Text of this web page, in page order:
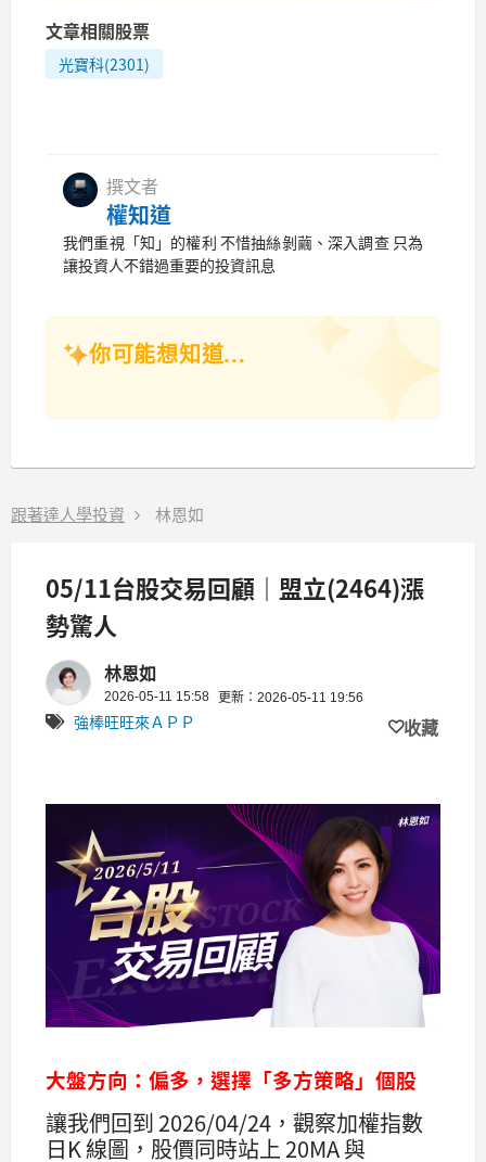
文章相關股票
光寶科(2301)
撰文者
權知道
我們重視「知」的權利 不惜抽絲剝繭、深入調查 只為
讓投資人不錯過重要的投資訊息
你可能想知道...
跟著達人學投資 林恩如
05/11台股交易回顧｜盟立(2464)漲
勢驚人
林恩如
2026-05-11 15:58 更新：2026-05-11 19:56
強棒旺旺來ＡＰＰ 收藏
大盤方向：偏多，選擇「多方策略」個股
讓我們回到 2026/04/24，觀察加權指數
日K 線圖，股價同時站上 20MA 與